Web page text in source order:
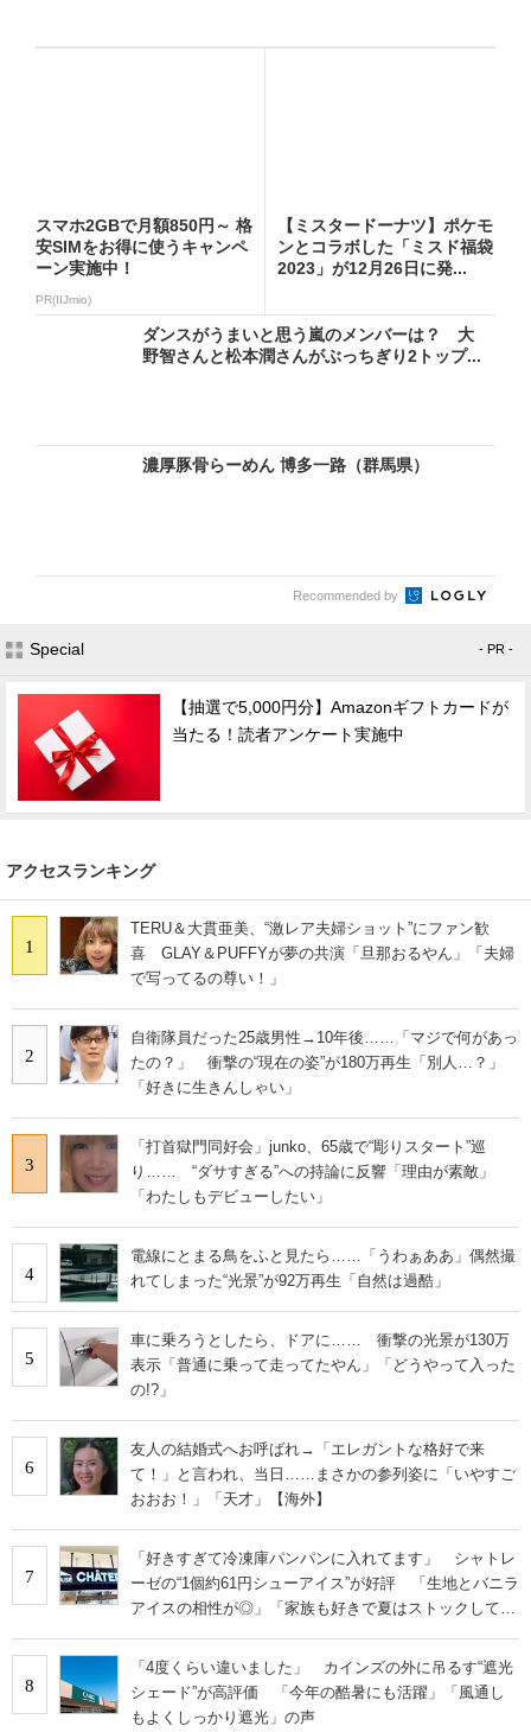
スマホ2GBで月額850円～ 格
安SIMをお得に使うキャンペ
ーン実施中！
PR(IIJmio)
【ミスタードーナツ】ポケモ
ンとコラボした「ミスド福袋
2023」が12月26日に発...
ダンスがうまいと思う嵐のメンバーは？ 大
野智さんと松本潤さんがぶっちぎり2トップ...
濃厚豚骨らーめん 博多一路（群馬県）
Recommended by
Special - PR -
【抽選で5,000円分】Amazonギフトカードが
当たる！読者アンケート実施中
アクセスランキング
1
TERU＆大貫亜美、“激レア夫婦ショット”にファン歓
喜 GLAY＆PUFFYが夢の共演「旦那おるやん」「夫婦
で写ってるの尊い！」
2
自衛隊員だった25歳男性→10年後……「マジで何があっ
たの？」 衝撃の“現在の姿”が180万再生「別人…？」
「好きに生きんしゃい」
3
「打首獄門同好会」junko、65歳で“彫りスタート”巡
り…… “ダサすぎる”への持論に反響「理由が素敵」
「わたしもデビューしたい」
4
電線にとまる鳥をふと見たら……「うわぁああ」偶然撮
れてしまった“光景”が92万再生「自然は過酷」
5
車に乗ろうとしたら、ドアに…… 衝撃の光景が130万
表示「普通に乗って走ってたやん」「どうやって入った
の!?」
6
友人の結婚式へお呼ばれ→「エレガントな格好で来
て！」と言われ、当日……まさかの参列姿に「いやすご
おおお！」「天才」【海外】
7
「好きすぎて冷凍庫パンパンに入れてます」 シャトレ
ーゼの“1個約61円シューアイス”が好評 「生地とバニラ
アイスの相性が◎」「家族も好きで夏はストックして
8
「4度くらい違いました」 カインズの外に吊るす“遮光
シェード”が高評価 「今年の酷暑にも活躍」「風通し
もよくしっかり遮光」の声